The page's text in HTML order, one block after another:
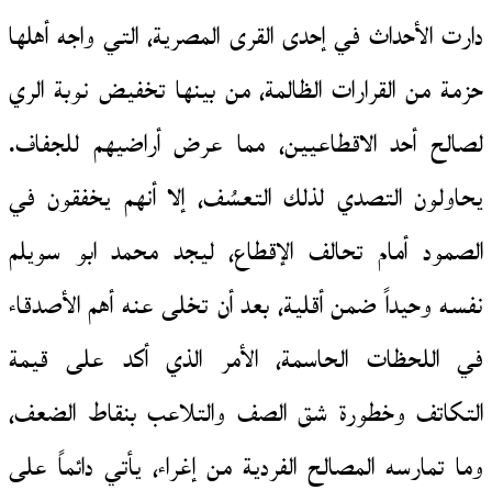
دارت الأحداث في إحدى القرى المصرية، التي واجه أهلها
حزمة من القرارات الظالمة، من بينها تخفيض نوبة الري
لصالح أحد الاقطاعيين، مما عرض أراضيهم للجفاف.
يحاولون التصدي لذلك التعسُف، إلا أنهم يخفقون في
الصمود أمام تحالف الإقطاع، ليجد محمد ابو سويلم
نفسه وحيداً ضمن أقلية، بعد أن تخلى عنه أهم الأصدقاء
في اللحظات الحاسمة، الأمر الذي أكد على قيمة
التكاتف وخطورة شق الصف والتلاعب بنقاط الضعف،
وما تمارسه المصالح الفردية من إغراء، يأتي دائماً على